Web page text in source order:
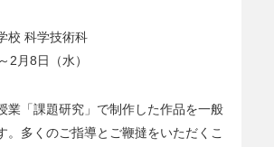
校 科学技術科
2月8日（水）
業「課題研究」で制作した作品を一般
。多くのご指導とご鞭撻をいただくこ